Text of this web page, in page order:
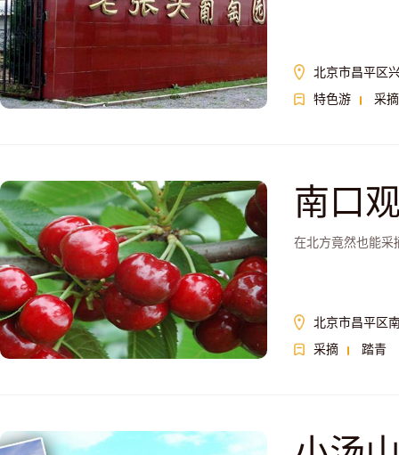
北京市昌平区
特色游
采摘
南口
在北方竟然也能采
北京市昌平区
采摘
踏青